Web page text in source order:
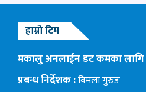
हाम्रो टिम
मकालु अनलाईन डट कमका लागि
प्रबन्ध निर्देशक :विमला गुरुङ